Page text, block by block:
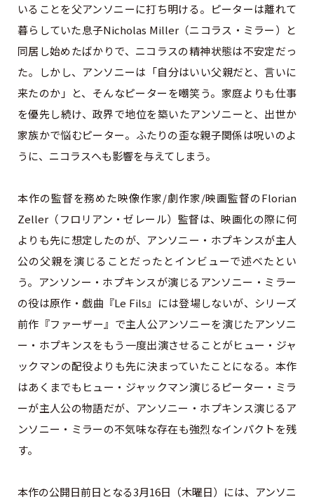
いることを父アンソニーに打ち明ける。ピーターは離れて
暮らしていた息子Nicholas Miller（ニコラス・ミラー）と
同居し始めたばかりで、ニコラスの精神状態は不安定だっ
た。しかし、アンソニーは「自分はいい父親だと、言いに
来たのか」と、そんなピーターを嘲笑う。家庭よりも仕事
を優先し続け、政界で地位を築いたアンソニーと、出世か
家族かで悩むピーター。ふたりの歪な親子関係は呪いのよ
うに、ニコラスへも影響を与えてしまう。
本作の監督を務めた映像作家/劇作家/映画監督のFlorian
Zeller（フロリアン・ゼレール）監督は、映画化の際に何
よりも先に想定したのが、アンソニー・ホプキンスが主人
公の父親を演じることだったとインビューで述べたとい
う。アンソンー・ホプキンスが演じるアンソニー・ミラー
の役は原作・戯曲『Le Fils』には登場しないが、シリーズ
前作『ファーザー』で主人公アンソニーを演じたアンソニ
ー・ホプキンスをもう一度出演させることがヒュー・ジャ
ックマンの配役よりも先に決まっていたことになる。本作
はあくまでもヒュー・ジャックマン演じるピーター・ミラ
ーが主人公の物語だが、アンソニー・ホプキンス演じるア
ンソニー・ミラーの不気味な存在も強烈なインパクトを残
す。
本作の公開日前日となる3月16日（木曜日）には、アンソニ